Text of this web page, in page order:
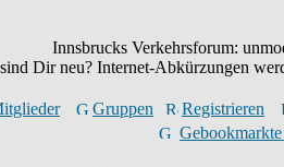
Innsbrucks Verkehrsforum:
Dir neu? Internet-Abkürzungen
Gruppen
Registrieren